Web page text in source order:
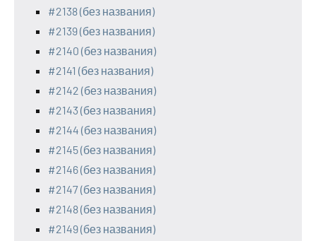
#2138 (без названия)
#2139 (без названия)
#2140 (без названия)
#2141 (без названия)
#2142 (без названия)
#2143 (без названия)
#2144 (без названия)
#2145 (без названия)
#2146 (без названия)
#2147 (без названия)
#2148 (без названия)
#2149 (без названия)